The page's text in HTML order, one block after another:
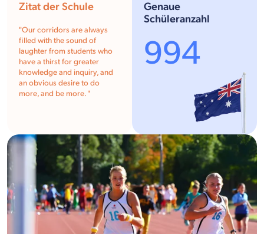
Zitat der Schule
"Our corridors are always
filled with the sound of
laughter from students who
have a thirst for greater
knowledge and inquiry, and
an obvious desire to do
more, and be more. "
Genaue
Schüleranzahl
994